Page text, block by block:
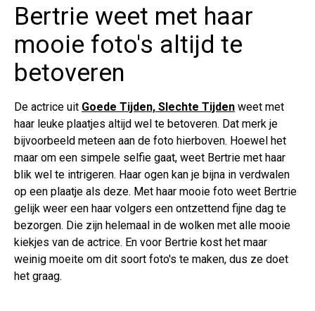
Bertrie weet met haar
mooie foto's altijd te
betoveren
De actrice uit Goede Tijden, Slechte Tijden weet met
haar leuke plaatjes altijd wel te betoveren. Dat merk je
bijvoorbeeld meteen aan de foto hierboven. Hoewel het
maar om een simpele selfie gaat, weet Bertrie met haar
blik wel te intrigeren. Haar ogen kan je bijna in verdwalen
op een plaatje als deze. Met haar mooie foto weet Bertrie
gelijk weer een haar volgers een ontzettend fijne dag te
bezorgen. Die zijn helemaal in de wolken met alle mooie
kiekjes van de actrice. En voor Bertrie kost het maar
weinig moeite om dit soort foto's te maken, dus ze doet
het graag.